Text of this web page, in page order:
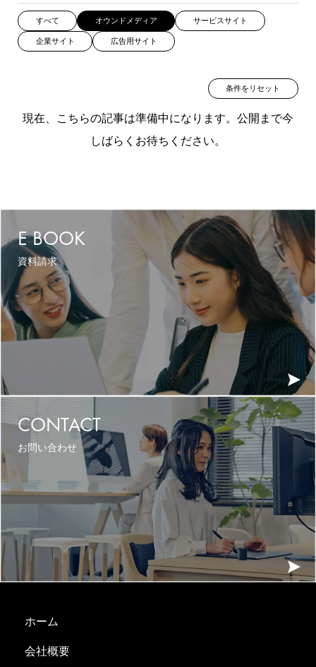
すべて オウンドメディア サービスサイト
企業サイト 広告用サイト
条件をリセット
現在、こちらの記事は準備中になります。公開まで今
しばらくお待ちください。
E BOOK
資料請求
CONTACT
お問い合わせ
ホーム
会社概要